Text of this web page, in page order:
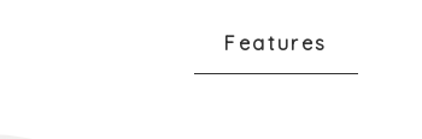
Features